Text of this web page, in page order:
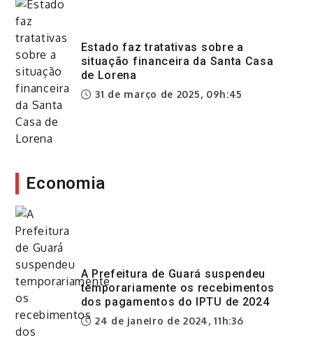
Estado faz tratativas sobre a
situação financeira da Santa Casa
de Lorena
31 de março de 2025, 09h:45
Economia
A Prefeitura de Guará suspendeu
temporariamente os recebimentos
dos pagamentos do IPTU de 2024
24 de janeiro de 2024, 11h:36